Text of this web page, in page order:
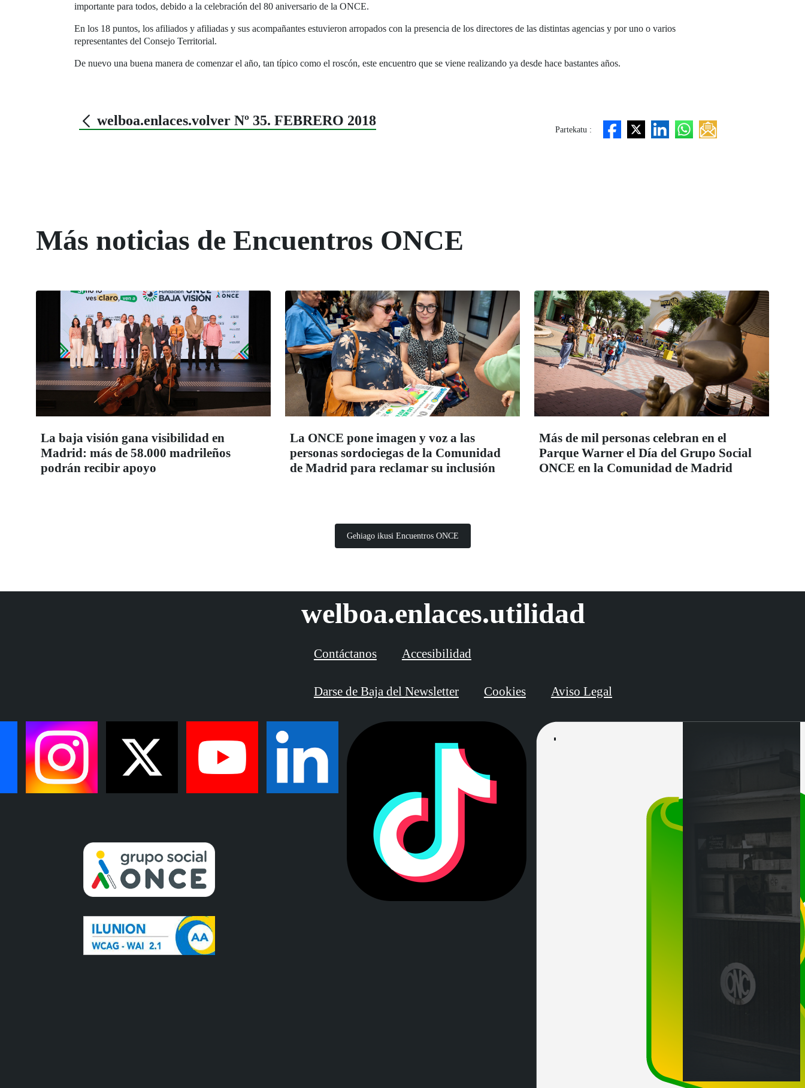
importante para todos, debido a la celebración del 80 aniversario de la ONCE.
En los 18 puntos, los afiliados y afiliadas y sus acompañantes estuvieron arropados con la presencia de los directores de las distintas agencias y por uno o varios
representantes del Consejo Territorial.
De nuevo una buena manera de comenzar el año, tan típico como el roscón, este encuentro que se viene realizando ya desde hace bastantes años.
welboa.enlaces.volver Nº 35. FEBRERO 2018
Partekatu :
Más noticias de Encuentros ONCE
La baja visión gana visibilidad en
Madrid: más de 58.000 madrileños
podrán recibir apoyo
La ONCE pone imagen y voz a las
personas sordociegas de la Comunidad
de Madrid para reclamar su inclusión
Más de mil personas celebran en el
Parque Warner el Día del Grupo Social
ONCE en la Comunidad de Madrid
Gehiago ikusi Encuentros ONCE
welboa.enlaces.utilidad
Contáctanos Accesibilidad
Darse de Baja del Newsletter Cookies Aviso Legal